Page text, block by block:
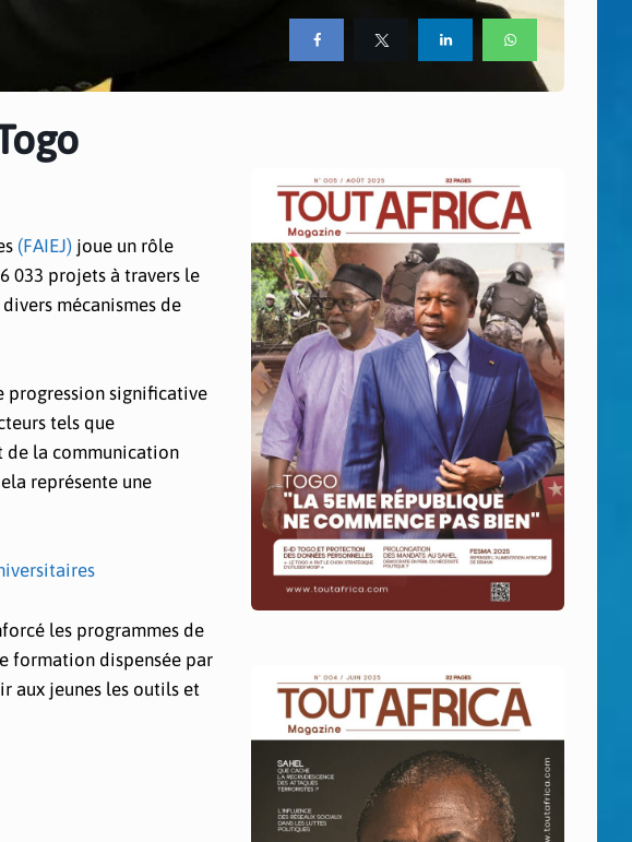
(FAIEJ) joue un rôle
033 projets à travers le
mécanismes de
progression significative
tels que
de la communication
représente une
les programmes de
formation dispensée par
aux jeunes les outils et